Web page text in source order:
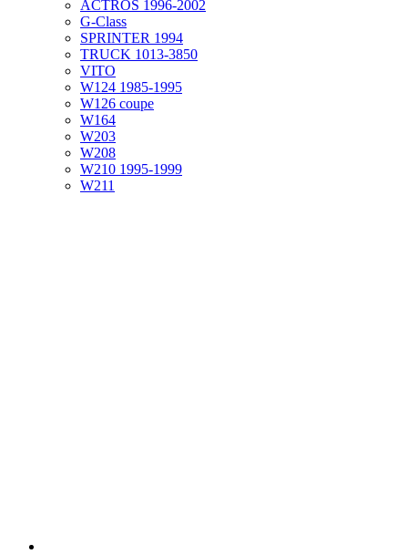
ACTROS 1996-2002
G-Class
SPRINTER 1994
TRUCK 1013-3850
VITO
W124 1985-1995
W126 coupe
W164
W203
W208
W210 1995-1999
W211